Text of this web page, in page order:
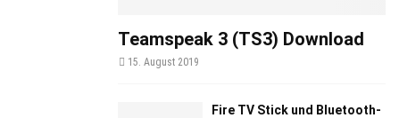
Teamspeak 3 (TS3) Download
15. August 2019
Fire TV Stick und Bluetooth-